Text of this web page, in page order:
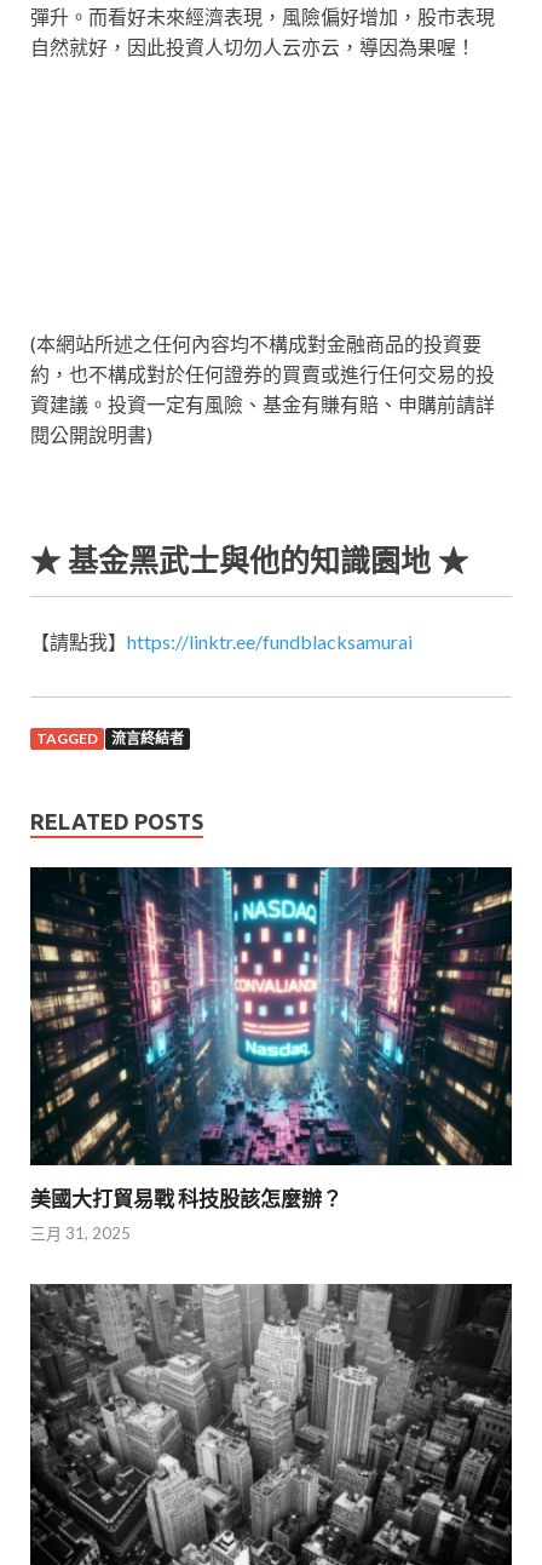
彈升。而看好未來經濟表現，風險偏好增加，股市表現
自然就好，因此投資人切勿人云亦云，導因為果喔！
(本網站所述之任何內容均不構成對金融商品的投資要
約，也不構成對於任何證券的買賣或進行任何交易的投
資建議。投資一定有風險、基金有賺有賠、申購前請詳
閱公開說明書)
★ 基金黑武士與他的知識園地 ★
【請點我】 https://linktr.ee/fundblacksamurai
TAGGED 流言終結者
RELATED POSTS
美國大打貿易戰 科技股該怎麼辦？
三月 31, 2025